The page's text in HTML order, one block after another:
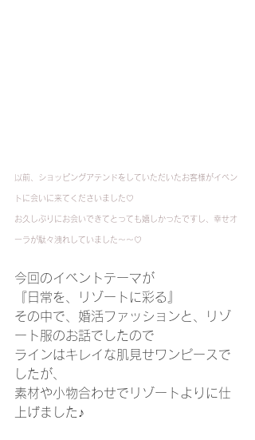
以前、ショッピングアテンドをしていただいたお客様がイベン
トに会いに来てくださいました♡
お久しぶりにお会いできてとっても嬉しかったですし、幸せオ
ーラが駄々洩れしていました～～♡
今回のイベントテーマが
『日常を、リゾートに彩る』
その中で、婚活ファッションと、リゾ
ート服のお話でしたので
ラインはキレイな肌見せワンピースで
したが、
素材や小物合わせでリゾートよりに仕
上げました♪